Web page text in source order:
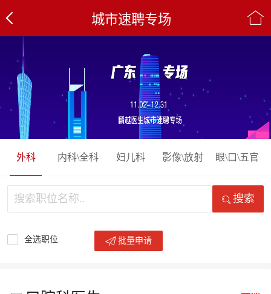
城市速聘专场
外科 内科\全科 妇儿科 影像\放射 眼\口\五官
搜索
全选职位 批量申请